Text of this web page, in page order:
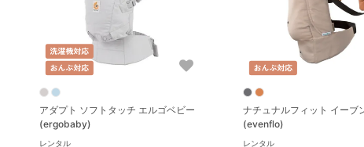
アダプト ソフトタッチ エルゴベビー
(ergobaby)
レンタル
ナチュナルフィット イーブ
(evenflo)
レンタル